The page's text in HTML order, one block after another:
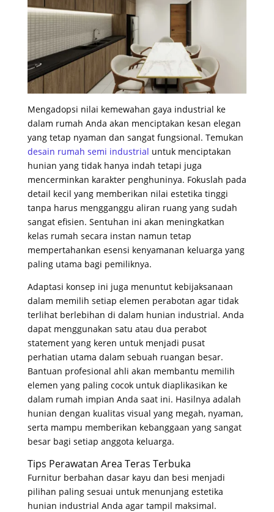
Mengadopsi nilai kemewahan gaya industrial ke
dalam rumah Anda akan menciptakan kesan elegan
yang tetap nyaman dan sangat fungsional. Temukan
desain rumah semi industrial untuk menciptakan
hunian yang tidak hanya indah tetapi juga
mencerminkan karakter penghuninya. Fokuslah pada
detail kecil yang memberikan nilai estetika tinggi
tanpa harus mengganggu aliran ruang yang sudah
sangat efisien. Sentuhan ini akan meningkatkan
kelas rumah secara instan namun tetap
mempertahankan esensi kenyamanan keluarga yang
paling utama bagi pemiliknya.
Adaptasi konsep ini juga menuntut kebijaksanaan
dalam memilih setiap elemen perabotan agar tidak
terlihat berlebihan di dalam hunian industrial. Anda
dapat menggunakan satu atau dua perabot
statement yang keren untuk menjadi pusat
perhatian utama dalam sebuah ruangan besar.
Bantuan profesional ahli akan membantu memilih
elemen yang paling cocok untuk diaplikasikan ke
dalam rumah impian Anda saat ini. Hasilnya adalah
hunian dengan kualitas visual yang megah, nyaman,
serta mampu memberikan kebanggaan yang sangat
besar bagi setiap anggota keluarga.
Tips Perawatan Area Teras Terbuka
Furnitur berbahan dasar kayu dan besi menjadi
pilihan paling sesuai untuk menunjang estetika
hunian industrial Anda agar tampil maksimal.